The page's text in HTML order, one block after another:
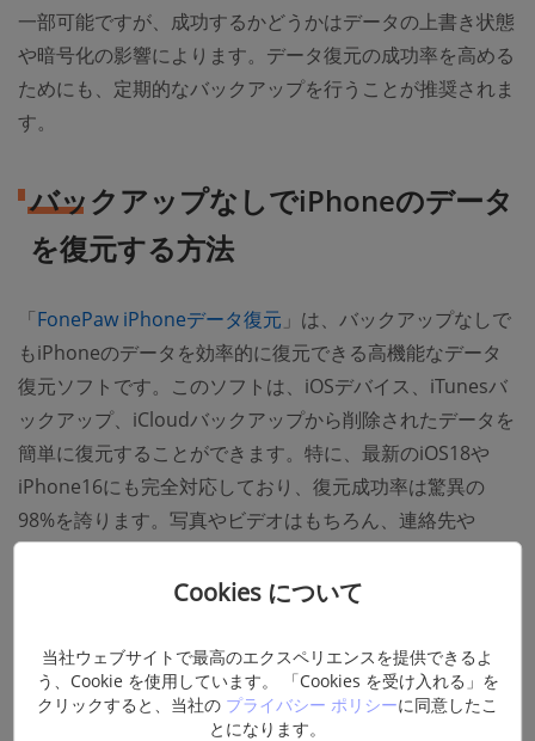
一部可能ですが、成功するかどうかはデータの上書き状態
や暗号化の影響によります。データ復元の成功率を高める
ためにも、定期的なバックアップを行うことが推奨されま
す。
バックアップなしでiPhoneのデータ
を復元する方法
「FonePaw iPhoneデータ復元 」は、バックアップなしで
もiPhoneのデータを効率的に復元できる高機能なデータ
復元ソフトです。このソフトは、iOSデバイス、iTunesバ
ックアップ、iCloudバックアップから削除されたデータを
簡単に復元することができます。特に、最新のiOS18や
iPhone16にも完全対応しており、復元成功率は驚異の
98%を誇ります。写真やビデオはもちろん、連絡先や
可能です。
無料お試し 無料お試し
Cookies について
当社ウェブサイトで最高のエクスペリエンスを提供できるよ
う、Cookie を使用しています。 「Cookies を受け入れる」を
クリックすると、当社の プライバシー ポリシーに同意したこ
とになります。